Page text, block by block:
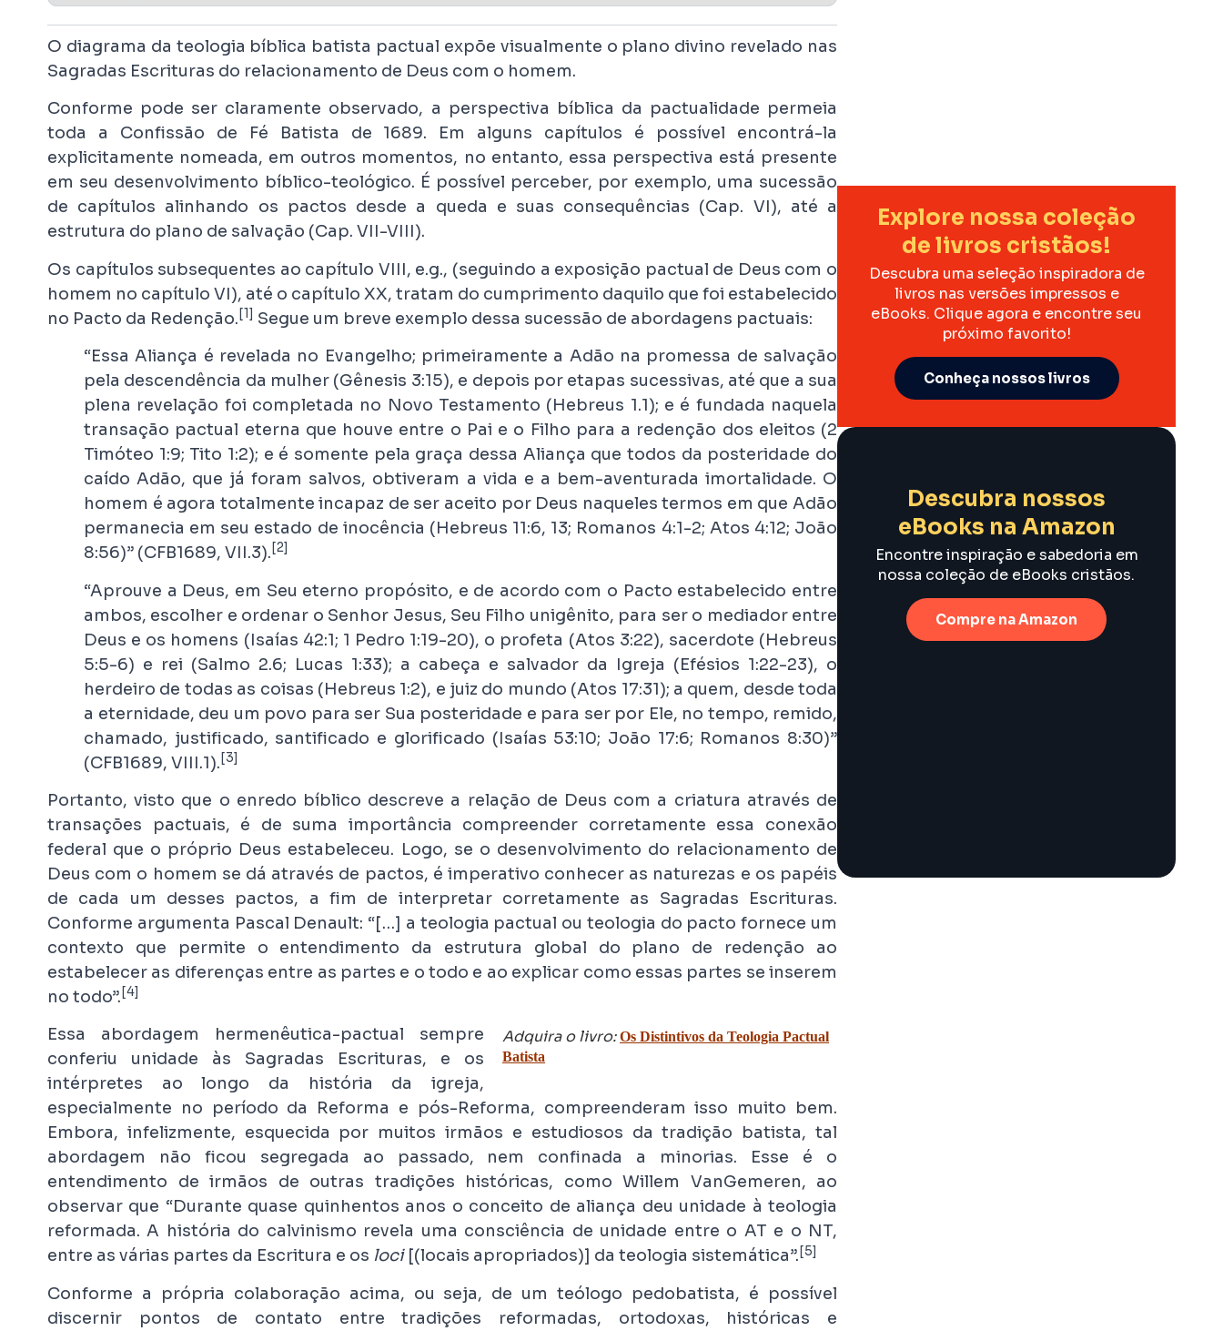
O diagrama da teologia bíblica batista pactual expõe visualmente o plano divino revelado nas
Sagradas Escrituras do relacionamento de Deus com o homem.
Conforme pode ser claramente observado, a perspectiva bíblica da pactualidade permeia
toda a Confissão de Fé Batista de 1689. Em alguns capítulos é possível encontrá-la
explicitamente nomeada, em outros momentos, no entanto, essa perspectiva está presente
em seu desenvolvimento bíblico-teológico. É possível perceber, por exemplo, uma sucessão
de capítulos alinhando os pactos desde a queda e suas consequências (Cap. VI), até a
estrutura do plano de salvação (Cap. VII-VIII).
Os capítulos subsequentes ao capítulo VIII, e.g., (seguindo a exposição pactual de Deus com o
homem no capítulo VI), até o capítulo XX, tratam do cumprimento daquilo que foi estabelecido
no Pacto da Redenção. [1] Segue um breve exemplo dessa sucessão de abordagens pactuais:
“Essa Aliança é revelada no Evangelho; primeiramente a Adão na promessa de salvação
pela descendência da mulher (Gênesis 3:15), e depois por etapas sucessivas, até que a sua
plena revelação foi completada no Novo Testamento (Hebreus 1.1); e é fundada naquela
transação pactual eterna que houve entre o Pai e o Filho para a redenção dos eleitos (2
Timóteo 1:9; Tito 1:2); e é somente pela graça dessa Aliança que todos da posteridade do
caído Adão, que já foram salvos, obtiveram a vida e a bem-aventurada imortalidade. O
homem é agora totalmente incapaz de ser aceito por Deus naqueles termos em que Adão
permanecia em seu estado de inocência (Hebreus 11:6, 13; Romanos 4:1-2; Atos 4:12; João
8:56)” (CFB1689, VII.3). [2]
“Aprouve a Deus, em Seu eterno propósito, e de acordo com o Pacto estabelecido entre
ambos, escolher e ordenar o Senhor Jesus, Seu Filho unigênito, para ser o mediador entre
Deus e os homens (Isaías 42:1; 1 Pedro 1:19-20), o profeta (Atos 3:22), sacerdote (Hebreus
5:5-6) e rei (Salmo 2.6; Lucas 1:33); a cabeça e salvador da Igreja (Efésios 1:22-23), o
herdeiro de todas as coisas (Hebreus 1:2), e juiz do mundo (Atos 17:31); a quem, desde toda
a eternidade, deu um povo para ser Sua posteridade e para ser por Ele, no tempo, remido,
chamado, justificado, santificado e glorificado (Isaías 53:10; João 17:6; Romanos 8:30)”
(CFB1689, VIII.1). [3]
Portanto, visto que o enredo bíblico descreve a relação de Deus com a criatura através de
transações pactuais, é de suma importância compreender corretamente essa conexão
federal que o próprio Deus estabeleceu. Logo, se o desenvolvimento do relacionamento de
Deus com o homem se dá através de pactos, é imperativo conhecer as naturezas e os papéis
de cada um desses pactos, a fim de interpretar corretamente as Sagradas Escrituras.
Conforme argumenta Pascal Denault: “[…] a teologia pactual ou teologia do pacto fornece um
contexto que permite o entendimento da estrutura global do plano de redenção ao
estabelecer as diferenças entre as partes e o todo e ao explicar como essas partes se inserem
no todo”. [4]
Adquira o livro:Os Distintivos da Teologia Pactual
Batista
Essa abordagem hermenêutica-pactual sempre
conferiu unidade às Sagradas Escrituras, e os
intérpretes ao longo da história da igreja,
especialmente no período da Reforma e pós-Reforma, compreenderam isso muito bem.
Embora, infelizmente, esquecida por muitos irmãos e estudiosos da tradição batista, tal
abordagem não ficou segregada ao passado, nem confinada a minorias. Esse é o
entendimento de irmãos de outras tradições históricas, como Willem VanGemeren, ao
observar que “Durante quase quinhentos anos o conceito de aliança deu unidade à teologia
reformada. A história do calvinismo revela uma consciência de unidade entre o AT e o NT,
entre as várias partes da Escritura e os loci[(locais apropriados)] da teologia sistemática”. [5]
Conforme a própria colaboração acima, ou seja, de um teólogo pedobatista, é possível
discernir pontos de contato entre tradições reformadas, ortodoxas, históricas e
Explore nossa coleção
de livros cristãos!
Descubra uma seleção inspiradora de
livros nas versões impressos e
eBooks. Clique agora e encontre seu
próximo favorito!
Conheça nossos livros
Descubra nossos
eBooks na Amazon
Encontre inspiração e sabedoria em
nossa coleção de eBooks cristãos.
Compre na Amazon